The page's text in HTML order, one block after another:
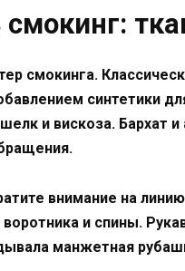
смокинга.
синтетики
и вискоза. Бархат
внимание на
и спины.
манжетная